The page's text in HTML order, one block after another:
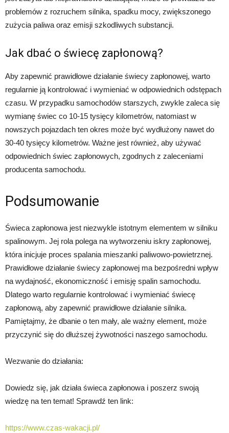
problemów z rozruchem silnika, spadku mocy, zwiększonego
zużycia paliwa oraz emisji szkodliwych substancji.
Jak dbać o świecę zapłonową?
Aby zapewnić prawidłowe działanie świecy zapłonowej, warto
regularnie ją kontrolować i wymieniać w odpowiednich odstępach
czasu. W przypadku samochodów starszych, zwykle zaleca się
wymianę świec co 10-15 tysięcy kilometrów, natomiast w
nowszych pojazdach ten okres może być wydłużony nawet do
30-40 tysięcy kilometrów. Ważne jest również, aby używać
odpowiednich świec zapłonowych, zgodnych z zaleceniami
producenta samochodu.
Podsumowanie
Świeca zapłonowa jest niezwykle istotnym elementem w silniku
spalinowym. Jej rola polega na wytworzeniu iskry zapłonowej,
która inicjuje proces spalania mieszanki paliwowo-powietrznej.
Prawidłowe działanie świecy zapłonowej ma bezpośredni wpływ
na wydajność, ekonomiczność i emisję spalin samochodu.
Dlatego warto regularnie kontrolować i wymieniać świecę
zapłonową, aby zapewnić prawidłowe działanie silnika.
Pamiętajmy, że dbanie o ten mały, ale ważny element, może
przyczynić się do dłuższej żywotności naszego samochodu.
Wezwanie do działania:
Dowiedz się, jak działa świeca zapłonowa i poszerz swoją
wiedzę na ten temat! Sprawdź ten link:
https://www.czas-wakacji.pl/